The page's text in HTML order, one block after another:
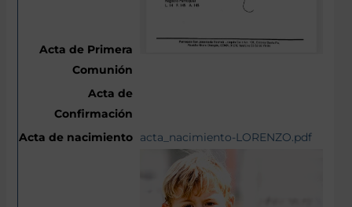
acta_nacimiento-LORENZO.pdf